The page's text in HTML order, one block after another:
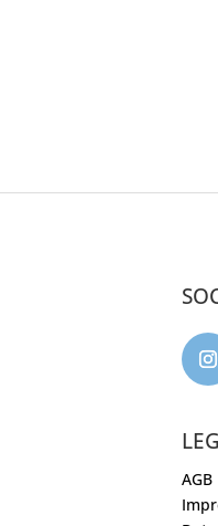
AGB